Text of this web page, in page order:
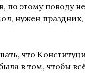
по этому поводу
нужен
что
в том, чтобы